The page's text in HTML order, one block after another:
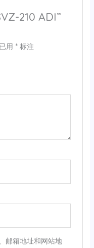
210 ADI”
用 *标注
邮箱地址和网站地